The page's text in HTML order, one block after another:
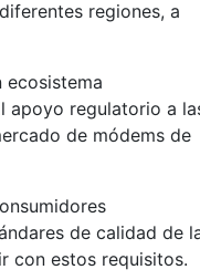
regiones, a
apoyo regulatorio a
de módems de
de calidad de
con estos requisitos.